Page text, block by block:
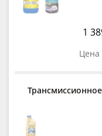
1
Цена